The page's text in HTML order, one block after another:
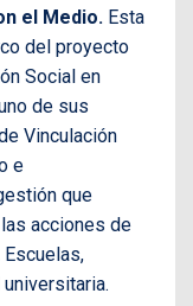
el Medio. Esta
del proyecto
Social en
de sus
Vinculación
e
que
acciones de